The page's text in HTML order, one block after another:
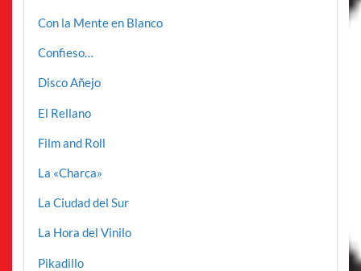
Con la Mente en Blanco
Confieso…
Disco Añejo
El Rellano
Film and Roll
La «Charca»
La Ciudad del Sur
La Hora del Vinilo
Pikadillo